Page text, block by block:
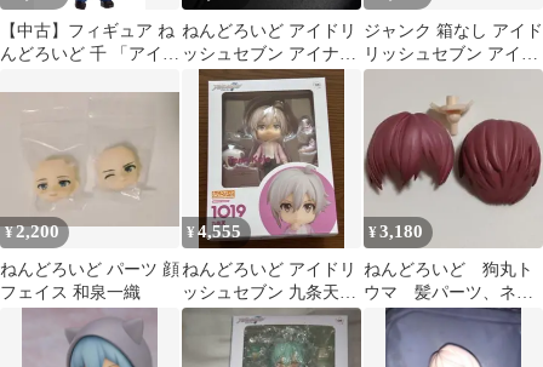
【中古】フィギュア ね
んどろいど 千 「アイド
ねんどろいど アイドリ
ッシュセブン アイナナ
四葉環 逢坂壮五 セット
ジャンク 箱なし アイド
リッシュセブン アイナ
ナ 四葉環 ねんどろいど
¥2,200
ねんどろいど パーツ 顔
フェイス 和泉一織
¥4,555
ねんどろいど アイドリ
ッシュセブン 九条天
1019
¥3,180
ねんどろいど 狗丸ト
ウマ 髪パーツ、ネッ
クジョイント ヘッド
パーツ